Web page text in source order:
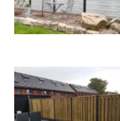
Betonschutting
Betonpalen schutting